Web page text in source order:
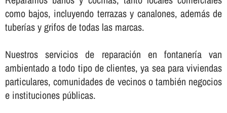
como bajos, incluyendo terrazas y canalones, además de
tuberí­as y grifos de todas las marcas.
Nuestros servicios de reparación en fontanerí­a van
ambientado a todo tipo de clientes, ya sea para viviendas
particulares, comunidades de vecinos o también negocios
e instituciones públicas.